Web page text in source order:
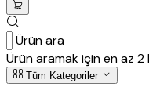
Ürün ara
Ürün aramak için en az 2
Tüm Kategoriler